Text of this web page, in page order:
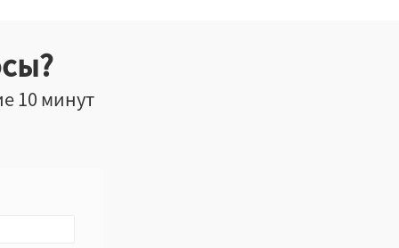
10 минут